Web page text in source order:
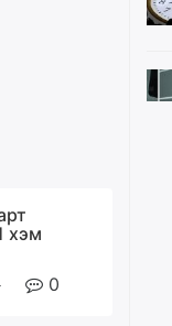
хэм
0